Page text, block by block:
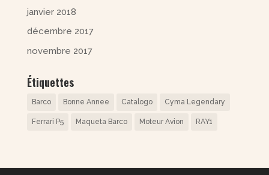
janvier 2018
décembre 2017
novembre 2017
Étiquettes
Barco Bonne Annee Catalogo Cyma Legendary
Ferrari P5 Maqueta Barco Moteur Avion RAY1